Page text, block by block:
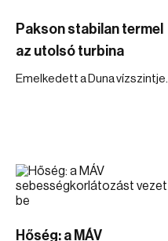
Pakson stabilan termel
az utolsó turbina
Emelkedett a Duna vízszintje.
Hőség: a MÁV